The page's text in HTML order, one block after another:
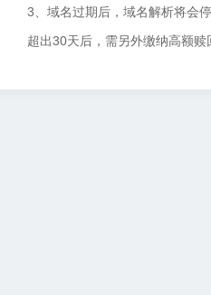
3、域名过期后，域名解析将会
超出30天后，需另外缴纳高额赎